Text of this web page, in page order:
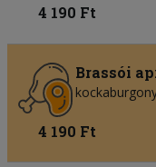
4 190 Ft
Brassói
4 190 Ft